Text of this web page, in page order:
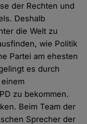
der Rechten und
Deshalb
die Welt zu
wie Politik
Partei am ehesten
es durch
zu bekommen.
Beim Team der
Sprecher der